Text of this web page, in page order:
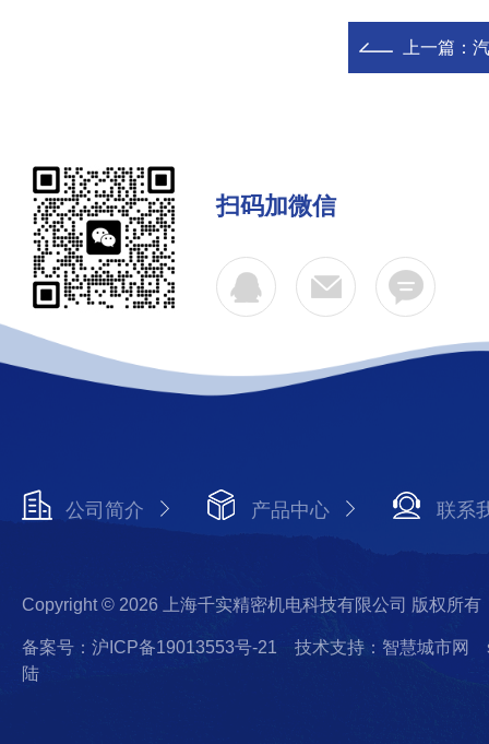
上一篇：
扫码加微信
公司简介 产品中心 联系
Copyright © 2026 上海千实精密机电科技有限公司 版权所有
备案号：沪ICP备19013553号-21 技术支持：智慧城市网
陆